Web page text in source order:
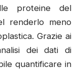
proteine del
renderlo meno
Grazie ai
dei dati di
quantificare in